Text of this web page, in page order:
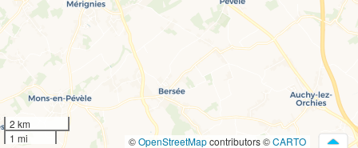
2 km
1 mi
©OpenStreetMapcontributors ©CARTO